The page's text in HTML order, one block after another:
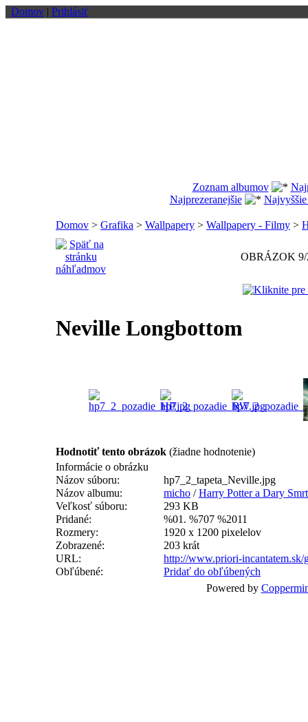
Domov | Prihlásiť
Zoznam albumov
Najprezeranejšie
Domov > Grafika > Wallpapery > Wallpapery - Filmy >
OBRÁZOK 9/
Neville Longbottom
Hodnotiť tento obrázok (žiadne hodnotenie)
Informácie o obrázku
Názov súboru:
hp7_2_tapeta_Neville.jpg
Názov albumu:
micho /Harry Potter a Dary
Veľkosť súboru:
293 KB
Pridané:
%01. %707 %2011
Rozmery:
1920 x 1200 pixelelov
Zobrazené:
203 krát
URL:
http://www.priori-incantatem.sk/
Obľúbené:
Pridať do obľúbených
Powered by